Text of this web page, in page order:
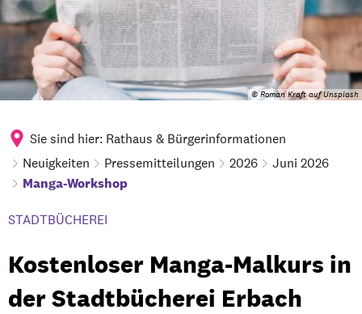
© Roman Kraft auf Unsplash
Sie sind hier: Rathaus & Bürgerinformationen
Neuigkeiten
Pressemitteilungen 2026 Juni 2026
Manga-Workshop
STADTBÜCHEREI
Kostenloser Manga-Malkurs in
der Stadtbücherei Erbach